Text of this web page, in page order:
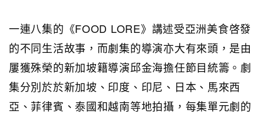
一連八集的《FOOD LORE》講述受亞洲美食啓發
的不同生活故事，而劇集的導演亦大有來頭，是由
屢獲殊榮的新加坡籍導演邱金海擔任節目統籌。劇
集分別於於新加坡、印度、印尼、日本、馬來西
亞、菲律賓、泰國和越南等地拍攝，每集單元劇的